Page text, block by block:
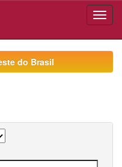
do Brasil